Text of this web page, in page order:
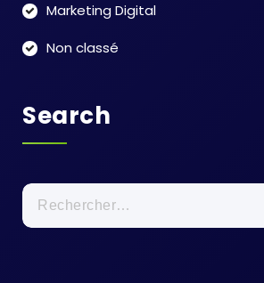
Marketing Digital
Non classé
Search
Rechercher :